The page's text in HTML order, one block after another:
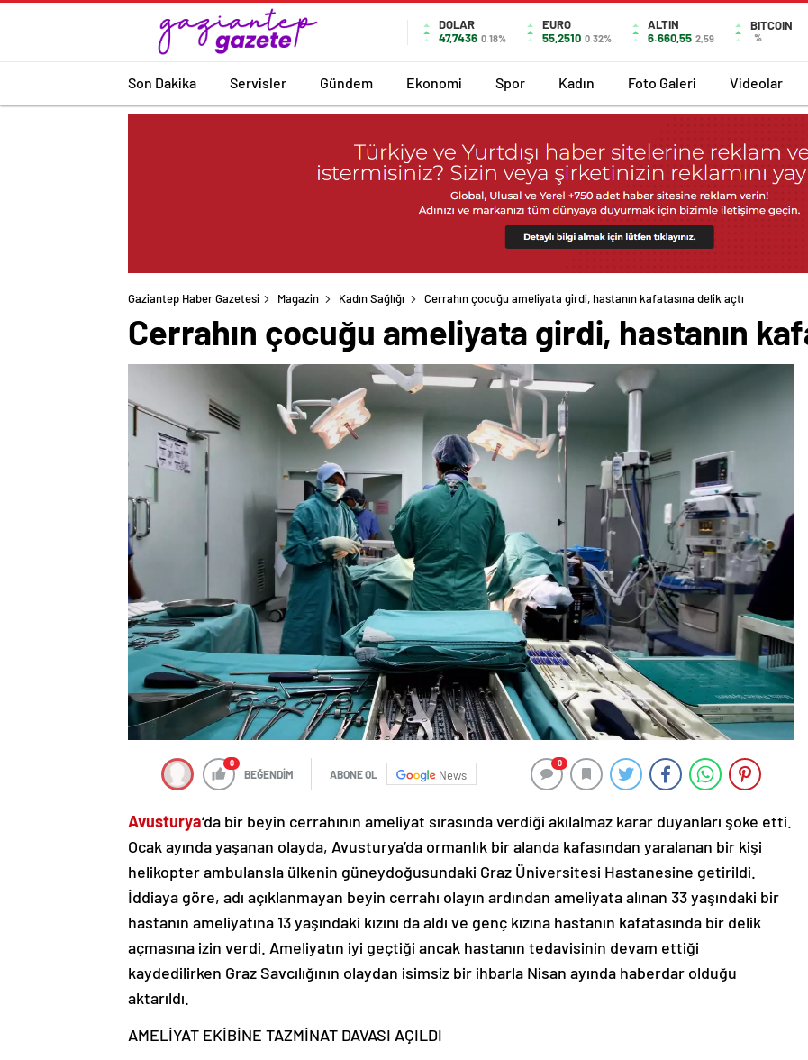
DOLAR
47,7436 0.18%
EURO
55,2510 0.32%
ALTIN
6.660,55 2,59
BITCOIN
%
Son Dakika Servisler Gündem Ekonomi Spor Kadın Foto Galeri Videolar
Gaziantep Haber Gazetesi Magazin Kadın Sağlığı Cerrahın çocuğu ameliyata girdi, hastanın kafatasına delik açtı
Cerrahın çocuğu ameliyata girdi, hastanın
0
BEĞENDİM ABONE OL News
0
Avusturya‘da bir beyin cerrahının ameliyat sırasında verdiği akılalmaz karar duyanları şoke etti.
Ocak ayında yaşanan olayda, Avusturya’da ormanlık bir alanda kafasından yaralanan bir kişi
helikopter ambulansla ülkenin güneydoğusundaki Graz Üniversitesi Hastanesine getirildi.
İddiaya göre, adı açıklanmayan beyin cerrahı olayın ardından ameliyata alınan 33 yaşındaki bir
hastanın ameliyatına 13 yaşındaki kızını da aldı ve genç kızına hastanın kafatasında bir delik
açmasına izin verdi. Ameliyatın iyi geçtiği ancak hastanın tedavisinin devam ettiği
kaydedilirken Graz Savcılığının olaydan isimsiz bir ihbarla Nisan ayında haberdar olduğu
aktarıldı.
AMELİYAT EKİBİNE TAZMİNAT DAVASI AÇILDI